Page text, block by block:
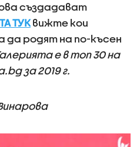
създадават
ТУКвижте кои
да родят на по-късен
е в топ 30 на
за 2019 г.